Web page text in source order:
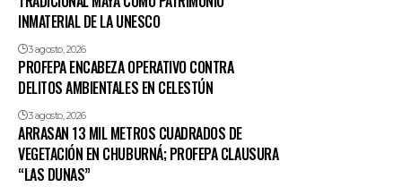
INMATERIAL DE LA UNESCO
3 agosto, 2026
PROFEPA ENCABEZA OPERATIVO CONTRA
DELITOS AMBIENTALES EN CELESTÚN
3 agosto, 2026
ARRASAN 13 MIL METROS CUADRADOS DE
VEGETACIÓN EN CHUBURNÁ; PROFEPA CLAUSURA
“LAS DUNAS”